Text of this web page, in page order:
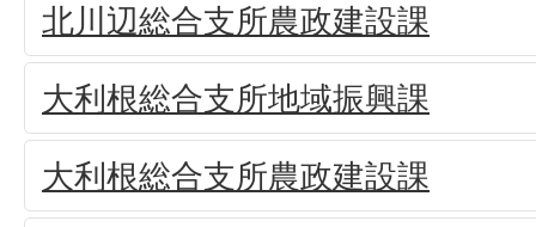
北川辺総合支所農政建設課
大利根総合支所地域振興課
大利根総合支所農政建設課